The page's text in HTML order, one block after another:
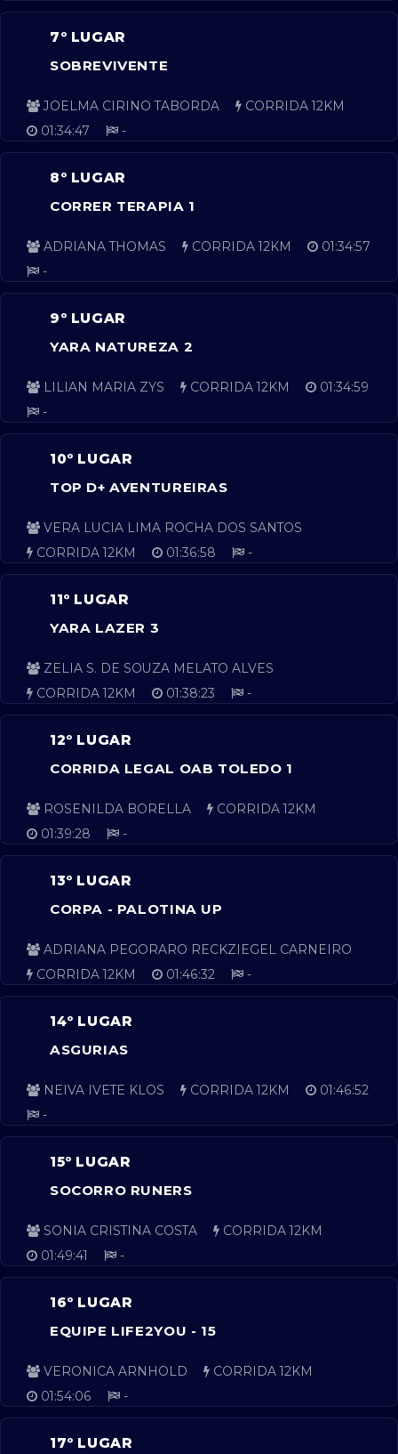
7º LUGAR
SOBREVIVENTE
JOELMA CIRINO TABORDA
CORRIDA 12KM
01:34:47
-
8º LUGAR
CORRER TERAPIA 1
ADRIANA THOMAS CORRIDA 12KM
01:34:57
-
9º LUGAR
YARA NATUREZA 2
LILIAN MARIA ZYS CORRIDA 12KM
01:34:59
-
10º LUGAR
TOP D+ AVENTUREIRAS
VERA LUCIA LIMA ROCHA DOS SANTOS
CORRIDA 12KM
01:36:58 -
11º LUGAR
YARA LAZER 3
ZELIA S. DE SOUZA MELATO ALVES
CORRIDA 12KM
01:38:23 -
12º LUGAR
CORRIDA LEGAL OAB TOLEDO 1
ROSENILDA BORELLA
CORRIDA 12KM
01:39:28
-
13º LUGAR
CORPA - PALOTINA UP
ADRIANA PEGORARO RECKZIEGEL CARNEIRO
CORRIDA 12KM
01:46:32 -
14º LUGAR
ASGURIAS
NEIVA IVETE KLOS CORRIDA 12KM
01:46:52
-
15º LUGAR
SOCORRO RUNERS
SONIA CRISTINA COSTA
CORRIDA 12KM
01:49:41
-
16º LUGAR
EQUIPE LIFE2YOU - 15
VERONICA ARNHOLD
CORRIDA 12KM
01:54:06
-
17º LUGAR